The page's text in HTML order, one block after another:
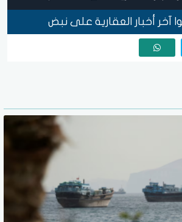
آخر أخبار العقارية على نبض